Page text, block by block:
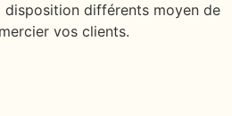
disposition différents moyen de
vos clients.